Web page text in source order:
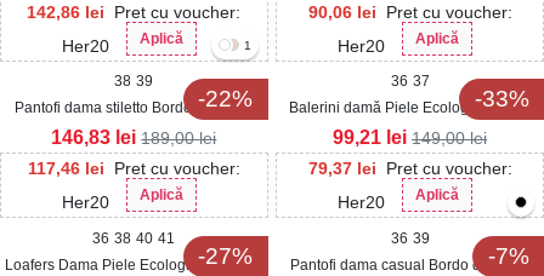
142,86 lei
Pret cu voucher:
Her20
Aplică
90,06 lei
Pret cu voucher:
Her20
Aplică
-22%
1
38 39
Pantofi dama stiletto Bordo din Piele
Ecologica Lacuita Mariama
117,46 lei
Pret cu voucher:
Her20
Aplică
146,83 lei 189,00lei
-33%
36 37
Balerini damă Piele Ecologica Bordo
Caylei
79,37 lei
Pret cu voucher:
Her20
Aplică
99,21 lei 149,00lei
-27%
36 38 40 41
Loafers Dama Piele Ecologica Intoarsa
-7%
36 39
Pantofi dama casual Bordo din Piele